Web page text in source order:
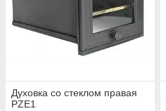
Духовка со стеклом правая
PZЕ1